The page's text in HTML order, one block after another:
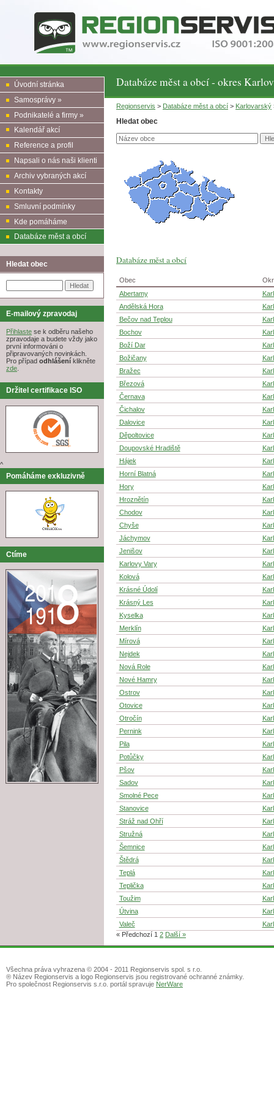
Databáze měst a obcí - okres
Úvodní stránka
Samosprávy »
Podnikatelé a firmy »
Kalendář akcí
Reference a profil
Napsali o nás naši klienti
Archiv vybraných akcí
Kontakty
Smluvní podmínky
Kde pomáháme
Databáze měst a obcí
Hledat obec
E-mailový zpravodaj
Přihlaste se k odběru našeho
zpravodaje a budete vždy jako
první informováni o
připravovaných novinkách.
Pro případ odhlášení klikněte
zde.
Držitel certifikace ISO
^
Pomáháme exkluzivně
Ctíme
Regionservis > Databáze měst a obcí > Karlovarský
Hledat obec
Databáze měst a obcí
Obec
Abertamy
Andělská Hora
Bečov nad Teplou
Bochov
Boží Dar
Božičany
Bražec
Březová
Černava
Čichalov
Dalovice
Děpoltovice
Doupovské Hradiště
Hájek
Horní Blatná
Hory
Hroznětín
Chodov
Chyše
Jáchymov
Jenišov
Karlovy Vary
Kolová
Krásné Údolí
Krásný Les
Kyselka
Merklín
Mírová
Nejdek
Nová Role
Nové Hamry
Ostrov
Otovice
Otročín
Pernink
Pila
Potůčky
Pšov
Sadov
Smolné Pece
Stanovice
Stráž nad Ohří
Stružná
Šemnice
Štědrá
Teplá
Teplička
Toužim
Útvina
Valeč
« Předchozí 1 2 Další »
Všechna práva vyhrazena © 2004 - 2011 Regionservis spol. s r.o.
® Název Regionservis a logo Regionservis jsou registrované ochranné známky.
Pro společnost Regionservis s.r.o. portál spravuje NerWare